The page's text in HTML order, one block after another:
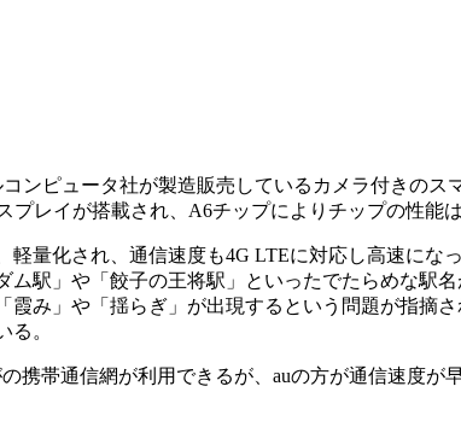
ンピュータ社が製造販売しているカメラ付きのス
プレイが搭載され、A6チップによりチップの性能
軽量化され、通信速度も4G LTEに対応し高速にな
駅」や「餃子の王将駅」といったでたらめな駅
み」や「揺らぎ」が出現するという問題が指摘
る。
携帯通信網が利用できるが、auの方が通信速度が